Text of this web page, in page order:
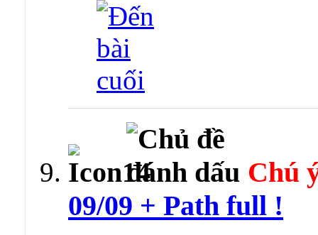
Chú
09/09 + Path full !